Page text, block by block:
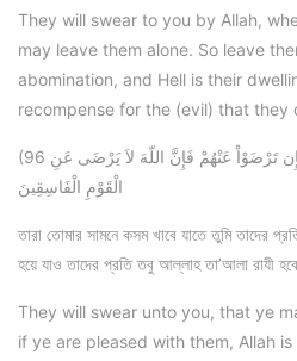
They will swear to you by Allah,
may leave them alone. So leave
abomination, and Hell is their
recompense for the (evil) that they
(96 يَحْلِفُونَ لَكُمْ لِتَرْضَوْاْ عَنْهُمْ فَإِن تَرْضَوْاْ عَنْهُمْ فَإِنَّ اللّهَ لاَ يَرْضَى عَنِ
الْقَوْمِ الْفَاسِقِينَ
তারা তোমার সামনে কসম খাবে যাতে তুমি তাদের
হয়ে যাও তাদের প্রতি তবু আল্লাহ তা’আলা রাযী
They will swear unto you, that ye
if ye are pleased with them, Allah